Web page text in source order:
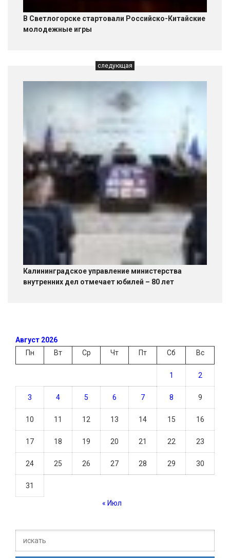
В Светлогорске стартовали Российско-Китайские
молодежные игры
следующая
Калининградское управление министерства
внутренних дел отмечает юбилей – 80 лет
Август 2026
Пн
Вт Ср Чт Пт Сб Вс
1 2
3 4 5 6 7 8 9
10 11 12 13 14 15 16
17 18 19 20 21 22 23
24 25 26 27 28 29 30
31
« Июл